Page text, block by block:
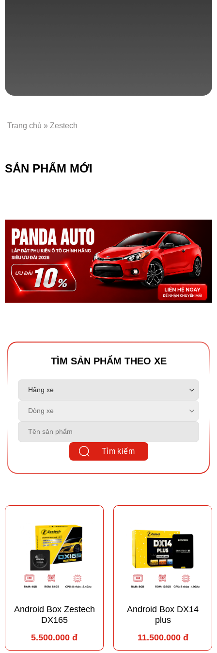
Trang chủ » Zestech
SẢN PHẨM MỚI
TÌM SẢN PHẨM THEO XE
Tìm kiếm
Android Box Zestech
DX165
5.500.000 đ
Android Box DX14
plus
11.500.000 đ